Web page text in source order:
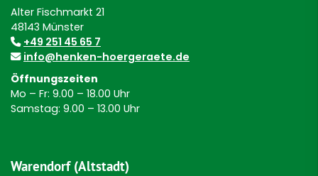
Alter Fischmarkt 21
48143 Münster
+49 251 45 65 7
info@henken-hoergeraete.de
Öffnungszeiten
Mo – Fr: 9.00 – 18.00 Uhr
Samstag: 9.00 – 13.00 Uhr
Warendorf (Altstadt)